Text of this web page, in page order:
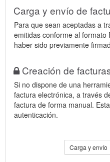
Carga y envío de
Para que sean aceptadas a
emitidas conforme al formato
haber sido previamente
Creación de
Si no dispone de una
factura electrónica, a través
factura de forma manual.
autenticación.
Carga y envío